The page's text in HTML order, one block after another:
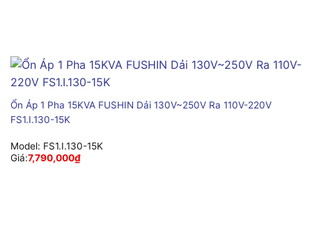
Ổn Áp 1 Pha 15KVA FUSHIN Dải 130V~250V Ra 110V-220V
FS1.I.130-15K
Model: FS1.I.130-15K
Giá:7,790,000₫